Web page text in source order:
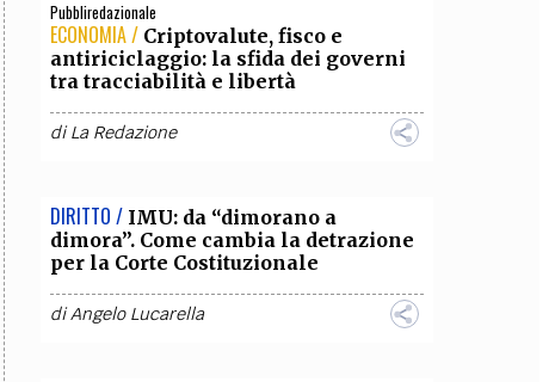
Pubbliredazionale
ECONOMIA / Criptovalute, fisco e
antiriciclaggio: la sfida dei governi
tra tracciabilità e libertà
diLa Redazione
DIRITTO / IMU: da “dimorano a
dimora”. Come cambia la detrazione
per la Corte Costituzionale
diAngelo Lucarella